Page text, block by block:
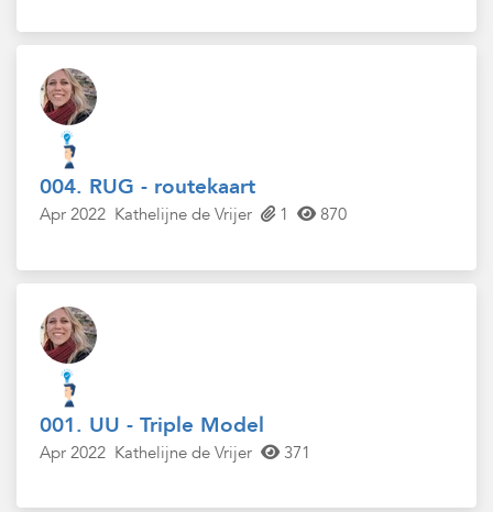
004. RUG - routekaart
Apr 2022 Kathelijne de Vrijer 1 870
001. UU - Triple Model
Apr 2022 Kathelijne de Vrijer 371